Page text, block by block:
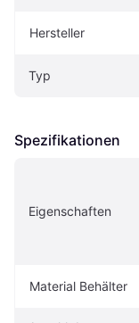
Hersteller
Typ
Spezifikationen
Eigenschaften
Material Behälter